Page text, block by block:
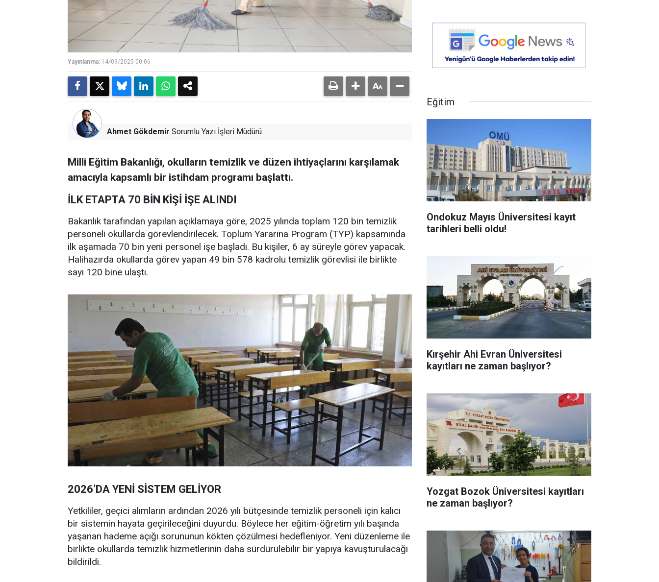
Yayınlanma: 14/09/2025 00:06
Ahmet Gökdemir Sorumlu Yazı İşleri Müdürü
Milli Eğitim Bakanlığı, okulların temizlik ve düzen ihtiyaçlarını karşılamak
amacıyla kapsamlı bir istihdam programı başlattı.
İLK ETAPTA 70 BİN KİŞİ İŞE ALINDI
Bakanlık tarafından yapılan açıklamaya göre, 2025 yılında toplam 120 bin temizlik
personeli okullarda görevlendirilecek. Toplum Yararına Program (TYP) kapsamında
ilk aşamada 70 bin yeni personel işe başladı. Bu kişiler, 6 ay süreyle görev yapacak.
Halihazırda okullarda görev yapan 49 bin 578 kadrolu temizlik görevlisi ile birlikte
sayı 120 bine ulaştı.
2026’DA YENİ SİSTEM GELİYOR
Yetkililer, geçici alımların ardından 2026 yılı bütçesinde temizlik personeli için kalıcı
bir sistemin hayata geçirileceğini duyurdu. Böylece her eğitim-öğretim yılı başında
yaşanan hademe açığı sorununun kökten çözülmesi hedefleniyor. Yeni düzenleme ile
birlikte okullarda temizlik hizmetlerinin daha sürdürülebilir bir yapıya kavuşturulacağı
bildirildi.
Eğitim
Ondokuz Mayıs Üniversitesi kayıt
tarihleri belli oldu!
Kırşehir Ahi Evran Üniversitesi
kayıtları ne zaman başlıyor?
Yozgat Bozok Üniversitesi kayıtları
ne zaman başlıyor?